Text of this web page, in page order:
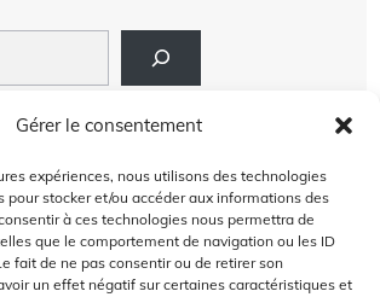
Gérer le consentement
expériences, nous utilisons des technologies
pour stocker et/ou accéder aux informations des
à ces technologies nous permettra de
que le comportement de navigation ou les ID
fait de ne pas consentir ou de retirer son
un effet négatif sur certaines caractéristiques et